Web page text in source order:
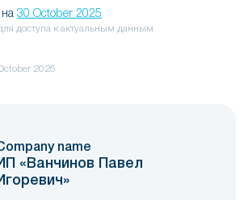
30 October 2025
доступа к актуальным данным
2025
name
«Ванчинов Павел